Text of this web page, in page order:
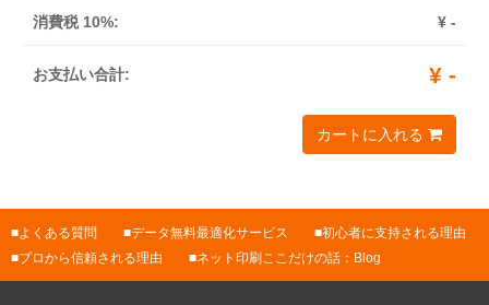
消費税 10%: ¥ -
お支払い合計: ¥ -
カートに入れる
よくある質問 データ無料最適化サービス
初心者に支持される理由
プロから信頼される理由
ネット印刷ここだけの話：Blog